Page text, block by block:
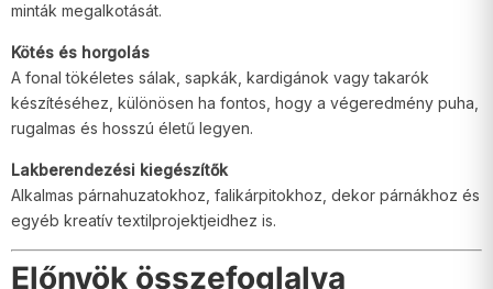
minták megalkotását.
Kötés és horgolás
A fonal tökéletes sálak, sapkák, kardigánok vagy takarók
készítéséhez, különösen ha fontos, hogy a végeredmény puha,
rugalmas és hosszú életű legyen.
Lakberendezési kiegészítők
Alkalmas párnahuzatokhoz, falikárpitokhoz, dekor párnákhoz és
egyéb kreatív textilprojektjeidhez is.
Előnyök összefoglalva